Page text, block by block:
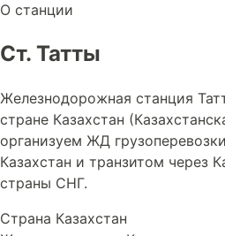
О станции
Ст. Татты
Железнодорожная станция
стране Казахстан
организуем ЖД
Казахстан и транзитом через
страны СНГ.
Страна Казахстан